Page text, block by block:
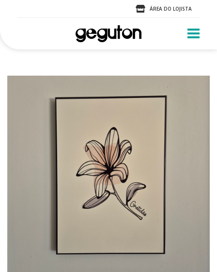
ÁREA DO LOJISTA